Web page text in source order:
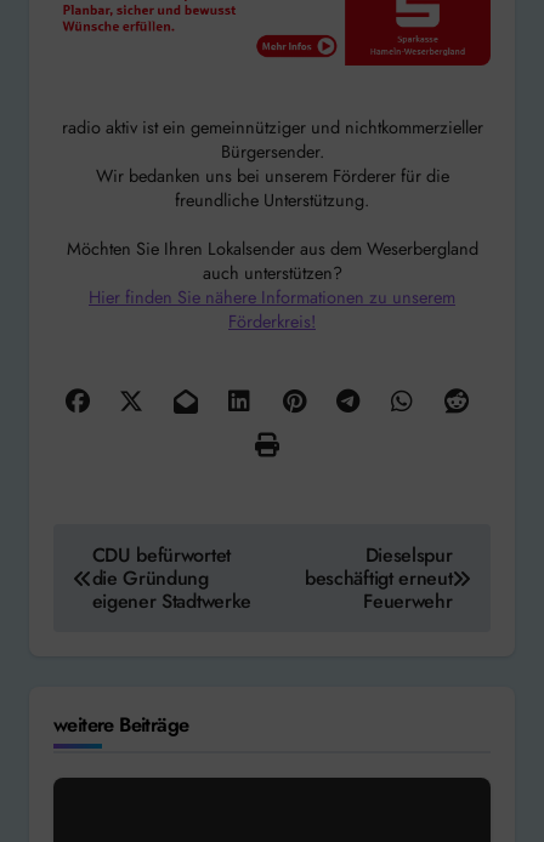
radio aktiv ist ein gemeinnütziger und nichtkommerzieller
Bürgersender.
Wir bedanken uns bei unserem Förderer für die
freundliche Unterstützung.
Möchten Sie Ihren Lokalsender aus dem Weserbergland
auch unterstützen?
Hier finden Sie nähere Informationen zu unserem
Förderkreis!
Beitragsnavigation
CDU befürwortet
die Gründung
eigener Stadtwerke
Dieselspur
beschäftigt erneut
Feuerwehr
weitere Beiträge